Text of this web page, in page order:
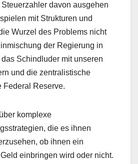
davon ausgehen
mit Strukturen und
Wurzel des Problems nicht
der Regierung in
Schindluder mit unseren
und die zentralistische
Federal Reserve.
komplexe
die es ihnen
ob ihnen ein
einbringen wird oder nicht.